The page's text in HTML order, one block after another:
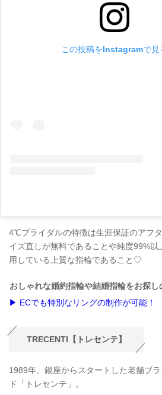
この投稿をInstagramで見
4℃ブライダルの特徴は生涯保証のアフ
イズ直しが無料であることや純度99%以
用している上質な指輪であること♡
おしゃれな婚約指輪や結婚指輪をお探し
▶ ECでも特別なリングの制作が可能！
TRECENTI【トレセンテ】
1989年、銀座からスタートした老舗ブ
ド「トレセンテ」。